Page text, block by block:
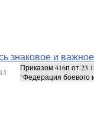
знаковое и
Приказом 416п от
"Федерация боевого